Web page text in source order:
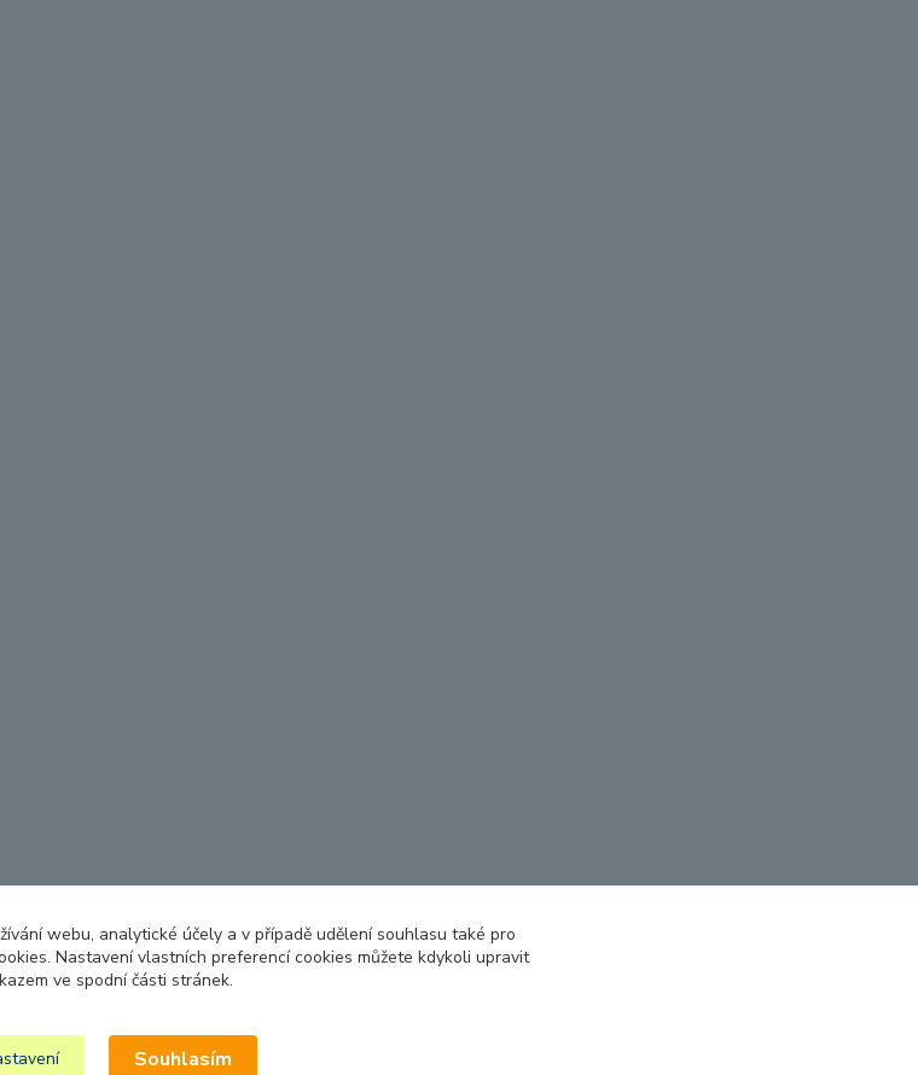
webu, analytické účely a v případě udělení souhlasu také pro
Nastavení vlastních preferencí cookies můžete kdykoli upravit
ve spodní části stránek.
Souhlasím